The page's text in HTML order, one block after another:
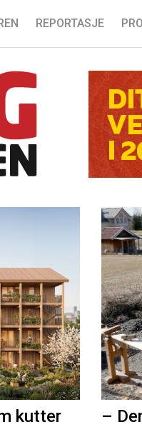
REPORTASJE
kutter
–